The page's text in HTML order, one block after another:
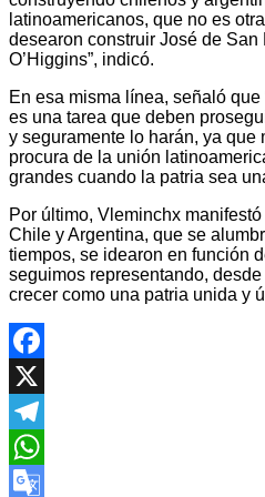
latinoamericanos, que no es
desearon construir José de San
O’Higgins”, indicó.
En esa misma línea, señaló
es una tarea que deben
y seguramente lo harán, ya que
procura de la unión
grandes cuando la patria sea
Por último, Vleminchx
Chile y Argentina, que se
tiempos, se idearon en función
seguimos representando,
crecer como una patria unida y
Facebook
X
Telegram
WhatsApp